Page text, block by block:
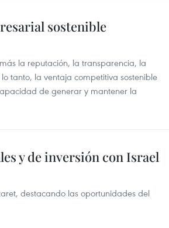
sostenible
la reputación, la transparencia, la
tanto, la ventaja competitiva sostenible
de generar y mantener la
y de inversión con Israel
destacando las oportunidades del